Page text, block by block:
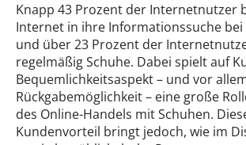
Knapp 43 Prozent der Internetnutzer
Internet in ihre Informationssuche bei
und über 23 Prozent der
regelmäßig Schuhe. Dabei spielt auf
Bequemlichkeitsaspekt – und vor
Rückgabemöglichkeit – eine große
des Online-Handels mit Schuhen.
Kundenvorteil bringt jedoch, wie im